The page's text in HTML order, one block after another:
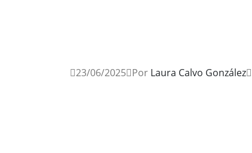
23/06/2025 Por Laura Calvo González